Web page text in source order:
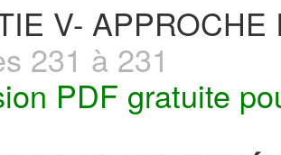
V-
231 à 231
PDF gratuite